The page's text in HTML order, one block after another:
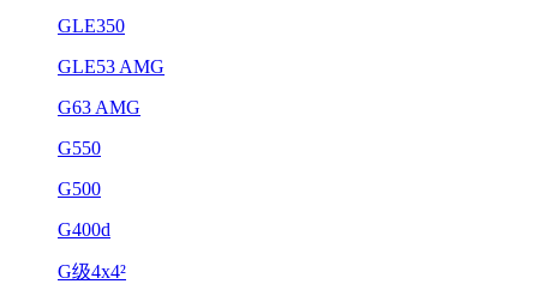
GLE350
GLE53 AMG
G63 AMG
G550
G500
G400d
G级4x4²